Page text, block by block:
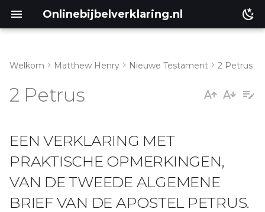
Onlinebijbelverklaring.nl
Leviticus
Numeri
Deuteronomium
Welkom Matthew Henry Nieuwe Testament 2 Petrus
2 Petrus
EEN VERKLARING MET
PRAKTISCHE OPMERKINGEN,
VAN DE TWEEDE ALGEMENE
BRIEF VAN DE APOSTEL PETRUS.